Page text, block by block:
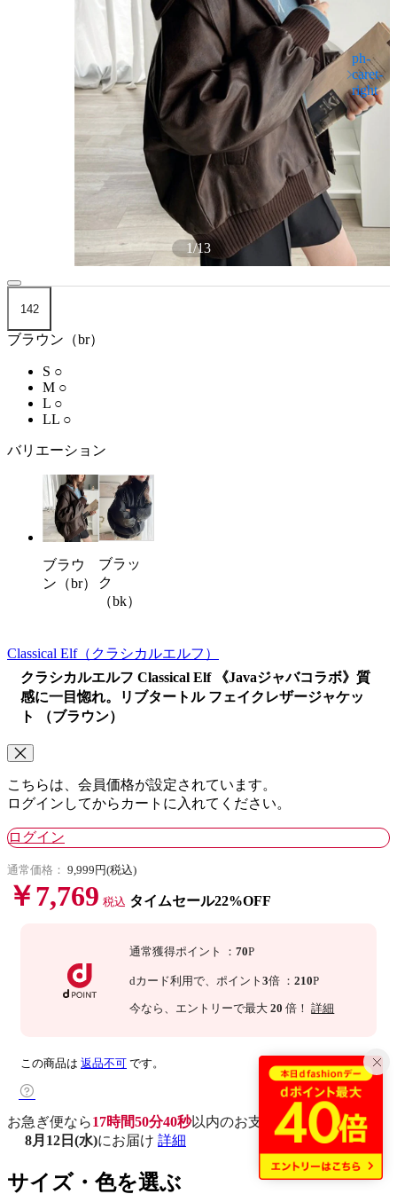
1/13
142
ブラウン（br）
S ○
M ○
L ○
LL ○
バリエーション
ブラウ
ン（br）
ブラッ
ク
（bk）
Classical Elf（クラシカルエルフ）
クラシカルエルフ Classical Elf 《Javaジャバコラボ》質
感に一目惚れ。リブタートル フェイクレザージャケッ
ト （ブラウン）
こちらは、会員価格が設定されています。
ログインしてからカートに入れてください。
ログイン
通常価格： 9,999円(税込)
￥7,769 税込 タイムセール22%OFF
通常獲得ポイント ：70P
dカード利用で、ポイント3倍 ：210P
今なら 、エントリーで最大 20 倍！詳細
この商品は 返品不可 です。
お急ぎ便なら17時間50分39秒以内のお支払いで
8月12日(水)にお届け 詳細
サイズ・色を選ぶ